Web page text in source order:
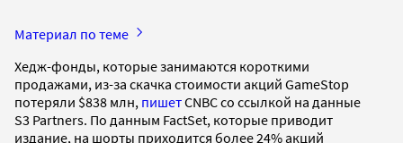
Материал по теме
Хедж-фонды, которые занимаются короткими
продажами, из-за скачка стоимости акций GameStop
потеряли $838 млн, пишетCNBC со ссылкой на данные
S3 Partners. По данным FactSet, которые приводит
издание, на шорты приходится более 24% акций